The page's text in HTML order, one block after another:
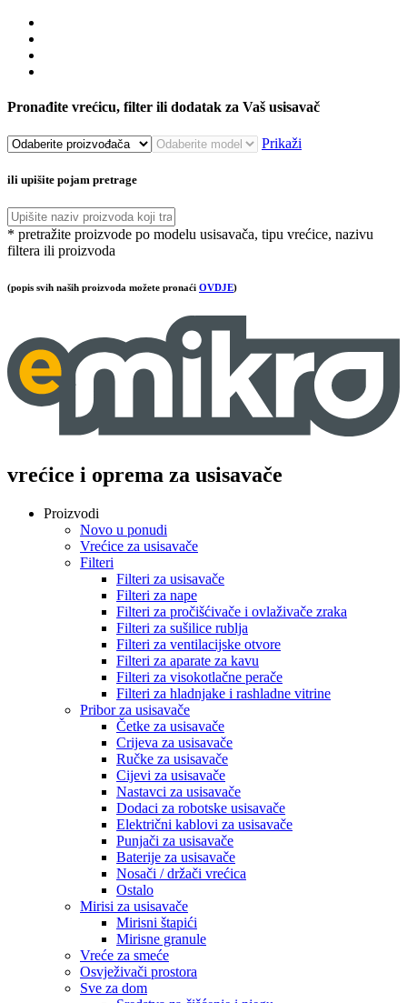
Pronađite vrećicu, filter ili dodatak za Vaš usisavač
Prikaži
ili upišite pojam pretrage
* pretražite proizvode po modelu usisavača, tipu vrećice, nazivu
filtera ili proizvoda
(popis svih naših proizvoda možete pronaći OVDJE)
vrećice i oprema za usisavače
Proizvodi
Novo u ponudi
Vrećice za usisavače
Filteri
Filteri za usisavače
Filteri za nape
Filteri za pročišćivače i ovlaživače zraka
Filteri za sušilice rublja
Filteri za ventilacijske otvore
Filteri za aparate za kavu
Filteri za visokotlačne perače
Filteri za hladnjake i rashladne vitrine
Pribor za usisavače
Četke za usisavače
Crijeva za usisavače
Ručke za usisavače
Cijevi za usisavače
Nastavci za usisavače
Dodaci za robotske usisavače
Električni kablovi za usisavače
Punjači za usisavače
Baterije za usisavače
Nosači / držači vrećica
Ostalo
Mirisi za usisavače
Mirisni štapići
Mirisne granule
Vreće za smeće
Osvježivači prostora
Sve za dom